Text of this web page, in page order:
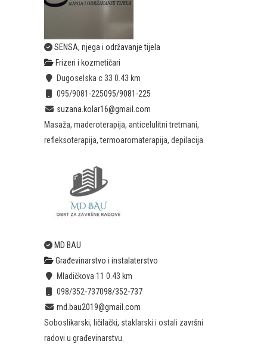
SENSA, njega i održavanje tijela
Frizeri i kozmetičari
Dugoselska c 33 0.43 km
095/9081-225095/9081-225
suzana.kolar16@gmail.com
Masaža, maderoterapija, anticelulitni tretmani,
refleksoterapija, termoaromaterapija, depilacija
MD BAU
Građevinarstvo i instalaterstvo
Mladičkova 11 0.43 km
098/352-737098/352-737
md.bau2019@gmail.com
Soboslikarski, ličilački, staklarski i ostali završni
radovi u građevinarstvu.